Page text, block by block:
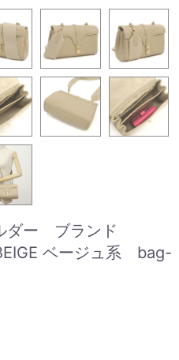
ダー ブランド
ベージュ系 bag-